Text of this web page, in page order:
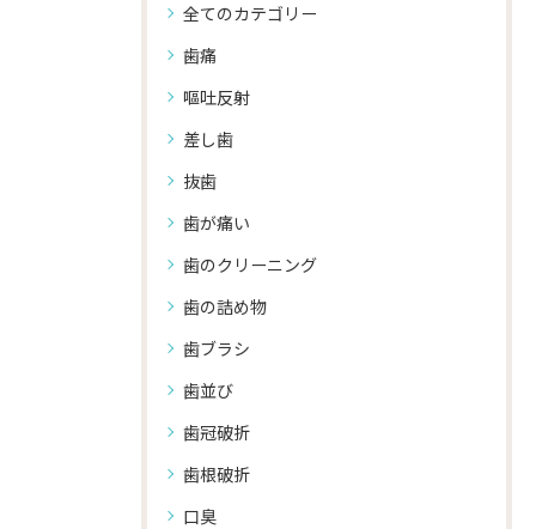
全てのカテゴリー
歯痛
嘔吐反射
差し歯
抜歯
歯が痛い
歯のクリーニング
歯の詰め物
歯ブラシ
歯並び
歯冠破折
歯根破折
口臭